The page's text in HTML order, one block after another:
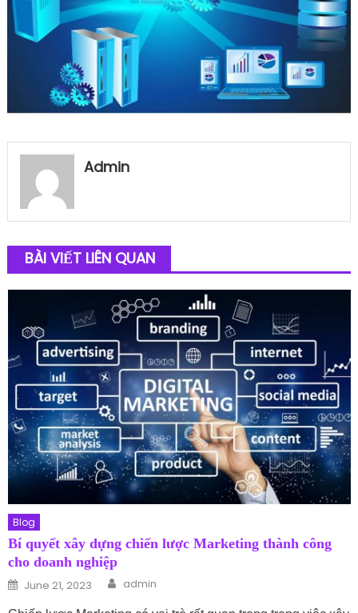
Admin
BÀI VIẾT LIÊN QUAN
Blog
Bí quyết xây dựng chiến lược Marketing thành công
cho doanh nghiệp
Posted on
June 21, 2023 Author
admin